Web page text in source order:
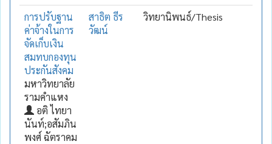
การปรับฐาน
ค่าจ้างในการ
จัดเก็บเงิน
สมทบกองทุน
ประกันสังคม
มหาวิทยาลัย
รามคำแหง
อติ ไทยา
นันท์;อสัมภิน
พงศ์ ฉัตราคม
สาธิต ธีร
วัฒน์
วิทยานิพนธ์/Thesis